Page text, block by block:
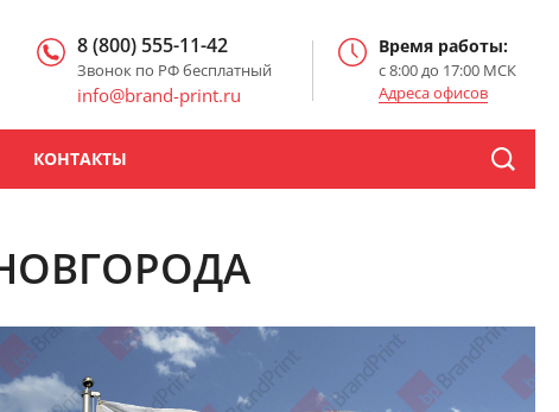
8 (800) 555-11-42
Звонок по РФ бесплатный
info@brand-print.ru
Время работы:
с 8:00 до 17:00 МСК
Адреса офисов
КОНТАКТЫ